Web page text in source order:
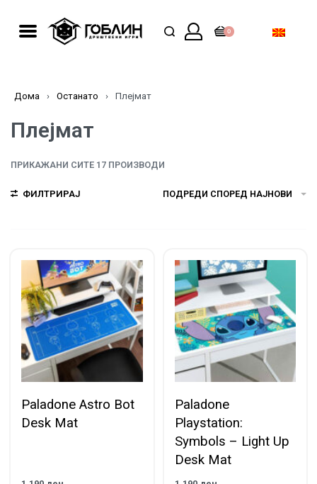
0
Дома › Останато › Плејмат
Плејмат
ПРИКАЖАНИ СИТЕ 17 ПРОИЗВОДИ
ФИЛТРИРАЈ ПОДРЕДИ СПОРЕД НАЈНОВИ
Paladone Astro Bot
Desk Mat
Paladone
Playstation:
Symbols – Light Up
Desk Mat